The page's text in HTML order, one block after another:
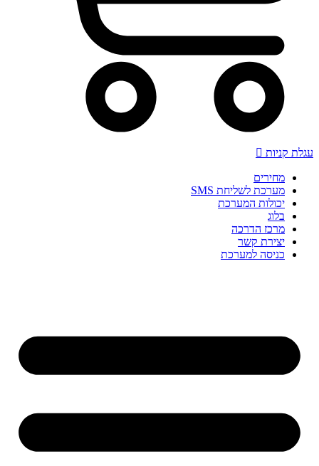
עגלת קניות
מחירים
מערכת לשליחת SMS
יכולות המערכת
בלוג
מרכז הדרכה
יצירת קשר
כניסה למערכת